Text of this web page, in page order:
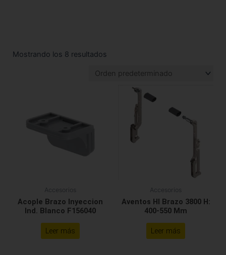
Mostrando los 8 resultados
Accesorios
Acople Brazo Inyeccion
Ind. Blanco F156040
Leer más
Accesorios
Aventos Hl Brazo 3800 H:
400-550 Mm
Leer más